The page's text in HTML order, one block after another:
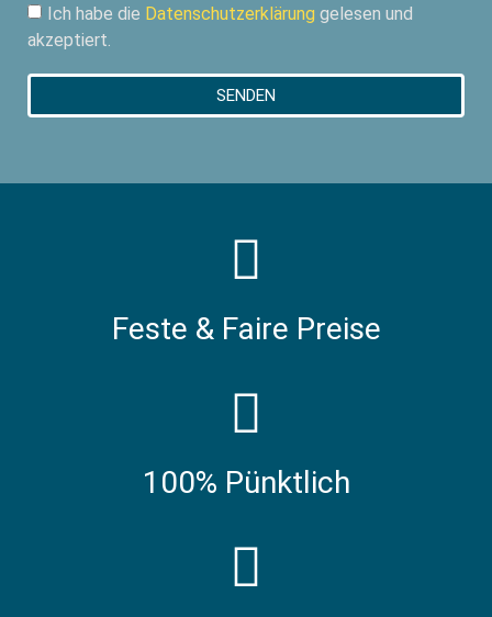
Ich habe die Datenschutzerklärung gelesen und
akzeptiert.
SENDEN
Feste & Faire Preise
100% Pünktlich